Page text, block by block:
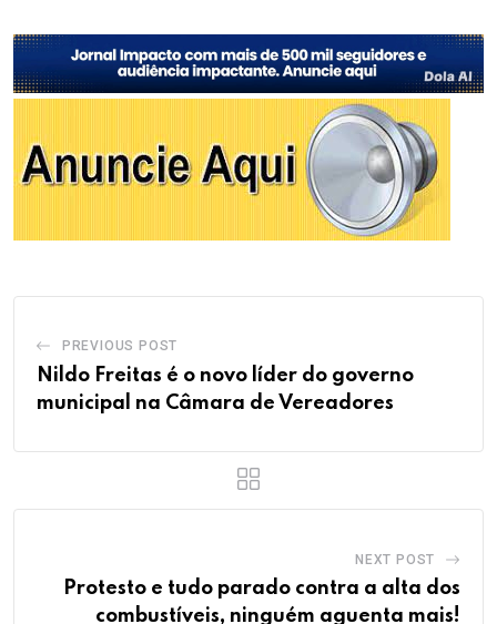
PREVIOUS POST
Nildo Freitas é o novo líder do governo
municipal na Câmara de Vereadores
NEXT POST
Protesto e tudo parado contra a alta dos
combustíveis, ninguém aguenta mais!